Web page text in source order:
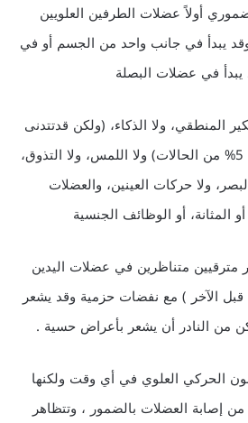
أولاً عضلات الطرفين العلويين
يبدأ في جانب واحد من الجسم أو في
يبدأ في عضلات البصلة
المنطقي، ولا الذكاء، (ولكن قدتتدنى
الوظائف العقلية في زهاء 5% من الحالات) ولا اللمس، ولا التذوق،
ولا حركات العينين، والعضلات
أو المثانة، أو الوظائف الجنسية
متناظرين في عضلات اليدين
الآخر ) مع نفضات حزمية وقد يشعر
النادر أن يشعر بأعراض حسية .
الحركي العلوي في أي وقت ولكنها
إصابة العضلات بالضمور ، وتتظاهر